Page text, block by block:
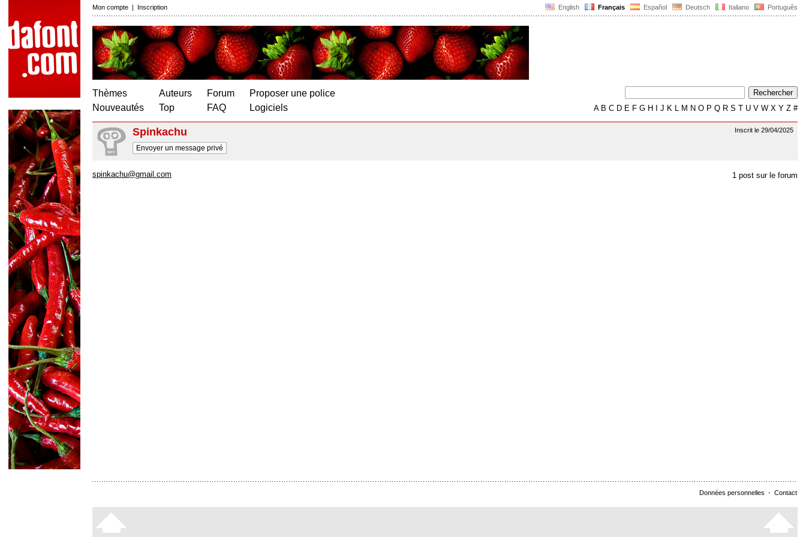
English Français Español Deutsch Italiano Português
Mon compte | Inscription
Thèmes
Nouveautés
Auteurs
Top
Forum
FAQ
Proposer une police
Logiciels
AB C D E F G H J K L M N O P Q R S T U V W X Y Z #
Inscrit le 29/04/2025
Spinkachu
Envoyer un message privé
1 post sur le forum
spinkachu@gmail.com
Données personnelles - Contact